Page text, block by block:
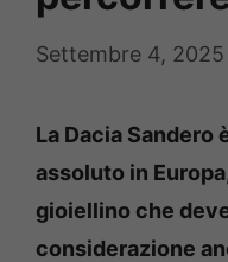
Settembre 4, 2025
La Dacia Sandero
assoluto in
gioiellino che
considerazione